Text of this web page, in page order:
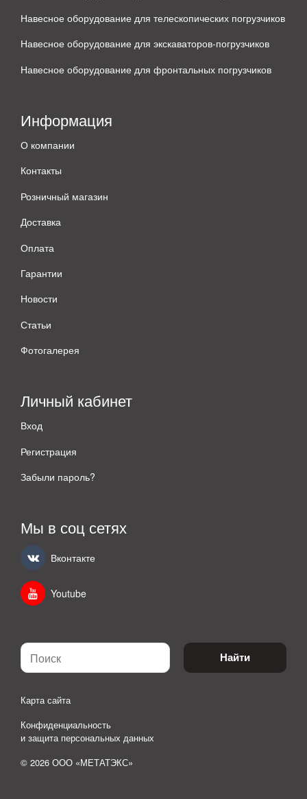
Навесное оборудование для телескопических погрузчиков
Навесное оборудование для экскаваторов-погрузчиков
Навесное оборудование для фронтальных погрузчиков
Информация
О компании
Контакты
Розничный магазин
Доставка
Оплата
Гарантии
Новости
Статьи
Фотогалерея
Личный кабинет
Вход
Регистрация
Забыли пароль?
Мы в соц сетях
Вконтакте
Youtube
Найти
Карта сайта
Конфиденциальность
и защита персональных данных
© 2026 ООО «МЕТАТЭКС»